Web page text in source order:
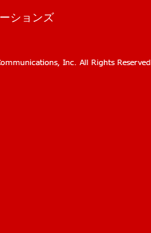
ションズ